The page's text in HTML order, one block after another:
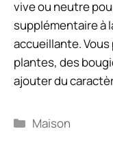
vive ou neutre
supplémentaire à
accueillante.
plantes, des
ajouter du
Catégories
Maison